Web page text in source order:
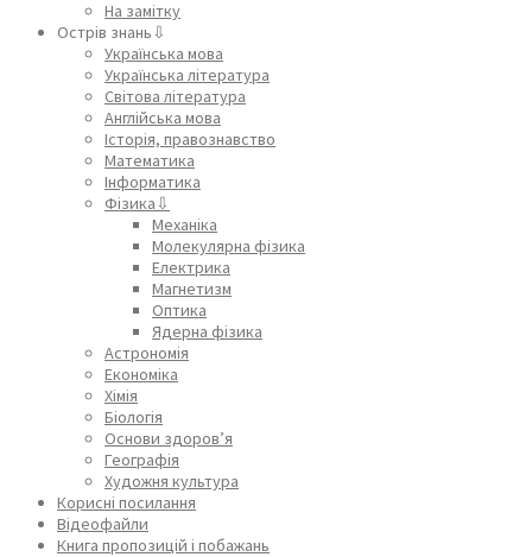
На замітку
Острів знань⇩
Українська мова
Українська література
Світова література
Англійська мова
Історія, правознавство
Математика
Інформатика
Фізика⇩
Механіка
Молекулярна фізика
Електрика
Магнетизм
Оптика
Ядерна фізика
Астрономія
Економіка
Хімія
Біологія
Основи здоров’я
Географія
Художня культура
Корисні посилання
Відеофайли
Книга пропозицій і побажань